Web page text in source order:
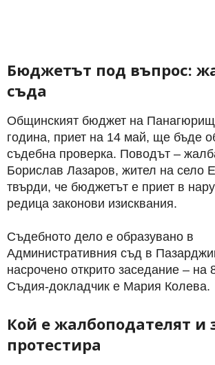
Бюджетът под въпрос:
съда
Общинският бюджет на
година, приет на 14 май, ще бъде
съдебна проверка. Поводът –
Борислав Лазаров, жител на село
твърди, че бюджетът е приет в
редица законови изисквания.
Съдебното дело е образувано в
Административния съд в
насрочено открито заседание – на
Съдия-докладчик е Мария Колева.
Кой е жалбоподателят и
протестира